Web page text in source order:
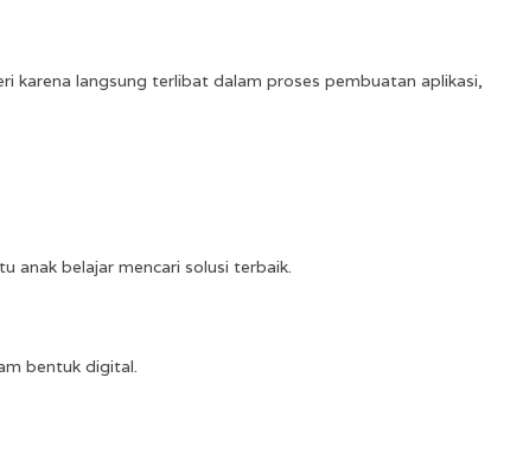
karena langsung terlibat dalam proses pembuatan aplikasi,
anak belajar mencari solusi terbaik.
bentuk digital.